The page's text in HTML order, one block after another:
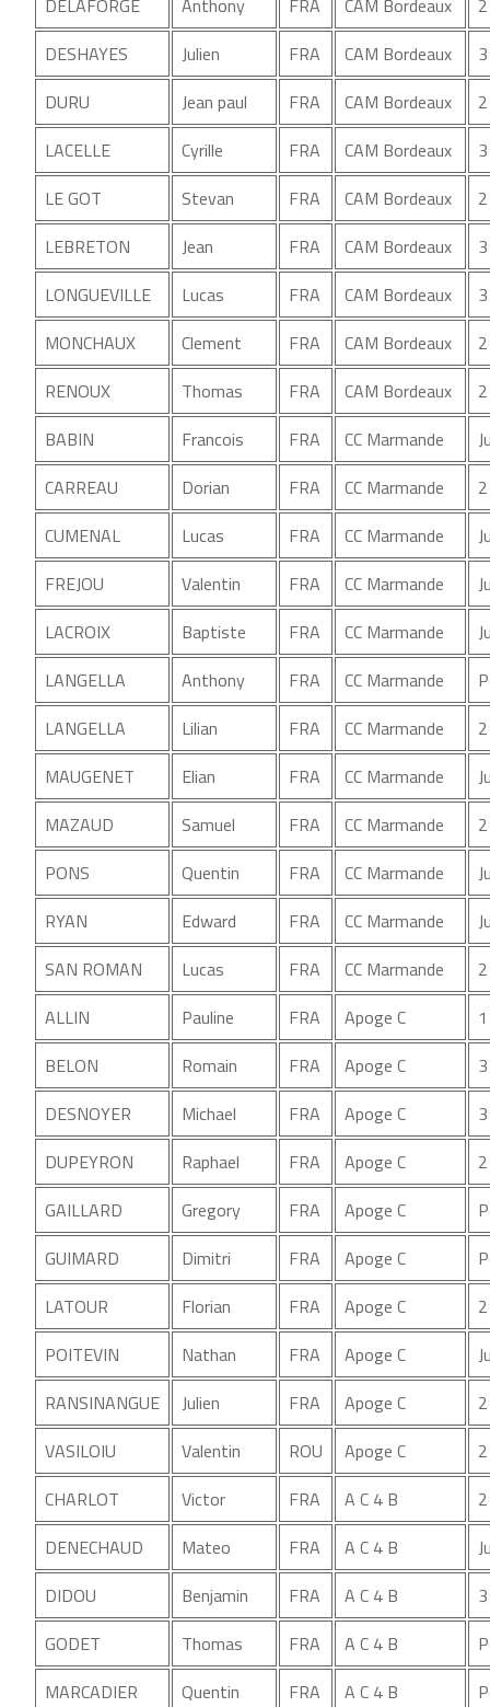
DELAFORGE
Anthony FRA CAM Bordeaux
DESHAYES
Julien FRA CAM Bordeaux
DURU
Jean paul FRA CAM Bordeaux
LACELLE
Cyrille FRA CAM Bordeaux
LE GOT
Stevan FRA CAM Bordeaux
LEBRETON
Jean FRA CAM Bordeaux
LONGUEVILLE
Lucas FRA CAM Bordeaux
MONCHAUX
Clement FRA CAM Bordeaux
RENOUX
Thomas FRA CAM Bordeaux
BABIN
Francois FRA CC Marmande
CARREAU
Dorian FRA CC Marmande
CUMENAL
Lucas FRA CC Marmande
FREJOU
Valentin FRA CC Marmande
LACROIX
Baptiste FRA CC Marmande
LANGELLA
Anthony FRA CC Marmande
LANGELLA
Lilian FRA CC Marmande
MAUGENET
Elian FRA CC Marmande
MAZAUD
Samuel FRA CC Marmande
PONS
Quentin FRA CC Marmande
RYAN
Edward FRA CC Marmande
SAN ROMAN
Lucas FRA CC Marmande
ALLIN
Pauline FRA Apoge C
BELON
Romain FRA Apoge C
DESNOYER
Michael FRA Apoge C
DUPEYRON
Raphael FRA Apoge C
GAILLARD
Gregory FRA Apoge C
GUIMARD
Dimitri FRA Apoge C
LATOUR
Florian FRA Apoge C
POITEVIN
Nathan FRA Apoge C
RANSINANGUE
Julien FRA Apoge C
VASILOIU
Valentin ROU Apoge C
CHARLOT
Victor FRA A C 4 B
DENECHAUD
Mateo FRA A C 4 B
DIDOU
Benjamin FRA A C 4 B
GODET
Thomas FRA A C 4 B
MARCADIER
Quentin FRA A C 4 B